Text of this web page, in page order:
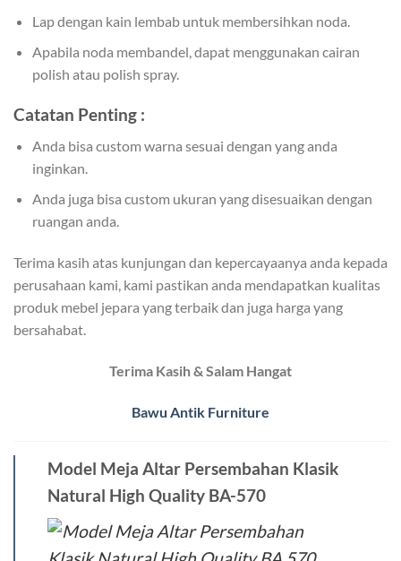
Lap dengan kain lembab untuk membersihkan noda.
Apabila noda membandel, dapat menggunakan cairan
polish atau polish spray.
Catatan Penting :
Anda bisa custom warna sesuai dengan yang anda
inginkan.
Anda juga bisa custom ukuran yang disesuaikan dengan
ruangan anda.
Terima kasih atas kunjungan dan kepercayaanya anda kepada
perusahaan kami, kami pastikan anda mendapatkan kualitas
produk mebel jepara yang terbaik dan juga harga yang
bersahabat.
Terima Kasih & Salam Hangat
Bawu Antik Furniture
Model Meja Altar Persembahan Klasik
Natural High Quality BA-570